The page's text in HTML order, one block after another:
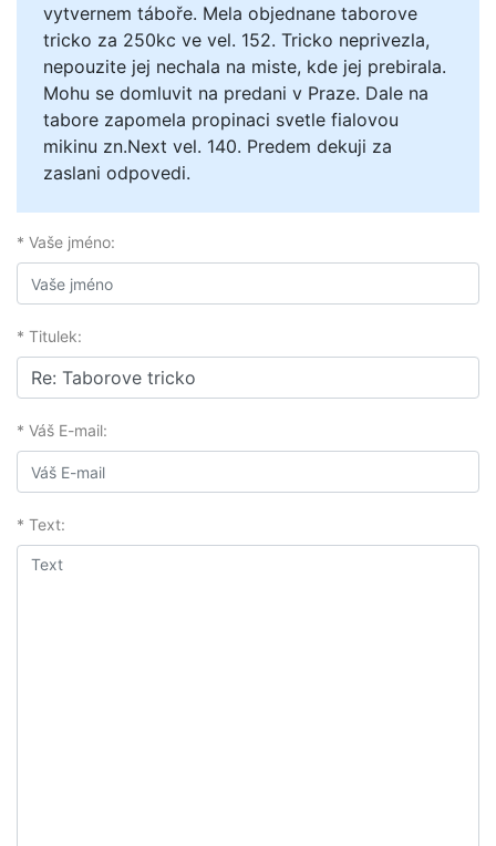
vytvernem táboře. Mela objednane taborove
tricko za 250kc ve vel. 152. Tricko neprivezla,
nepouzite jej nechala na miste, kde jej prebirala.
Mohu se domluvit na predani v Praze. Dale na
tabore zapomela propinaci svetle fialovou
mikinu zn.Next vel. 140. Predem dekuji za
zaslani odpovedi.
* Vaše jméno:
* Titulek:
* Váš E-mail:
* Text: